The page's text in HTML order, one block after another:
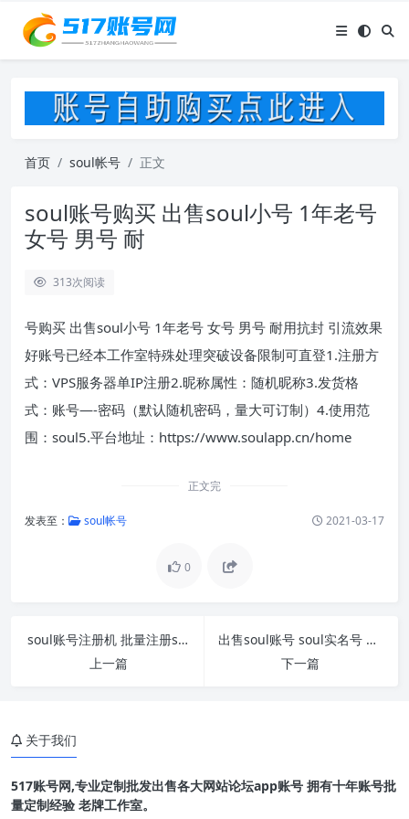
首页 soul帐号 正文
soul账号购买 出售soul小号 1年老号
女号 男号 耐
313次阅读
号购买 出售soul小号 1年老号 女号 男号 耐用抗封 引流效果
好账号已经本工作室特殊处理突破设备限制可直登1.注册方
式：VPS服务器单IP注册2.昵称属性：随机昵称3.发货格
式：账号—-密码（默认随机密码，量大可订制）4.使用范
围：soul5.平台地址：https://www.soulapp.cn/home
正文完
发表至： soul帐号 2021-03-17
0
soul账号注册机 批量注册soul账号软件 工具 soul账
上一篇
出售soul账号 soul实名号 哪里可以购买soul账号 s
下一篇
关于我们
517账号网,专业定制批发出售各大网站论坛app账号 拥有十年账号批
量定制经验 老牌工作室。